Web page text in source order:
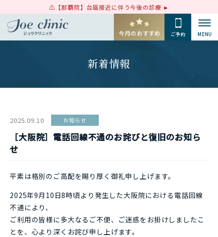
【那覇院】台風接近に伴う今後の診療
今月のおすすめ ご予約 MENU
新着情報
2025.09.10 お知らせ
［大阪院］電話回線不通のお詫びと復旧のお知ら
せ
平素は格別のご高配を賜り厚く御礼申し上げます。
2025年9月10日8時頃より発生した大阪院における電話回線
不通により、
ご利用の皆様に多大なるご不便、ご迷惑をお掛けしましたこ
とを、心より深くお詫び申し上げます。